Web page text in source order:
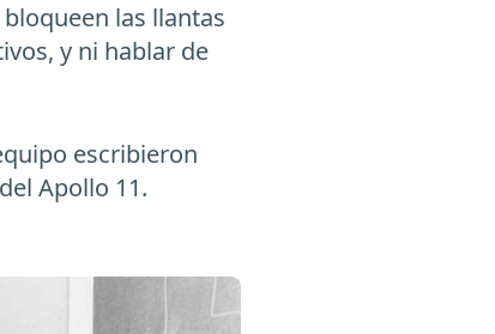
las llantas
y ni hablar de
escribieron
Apollo 11.